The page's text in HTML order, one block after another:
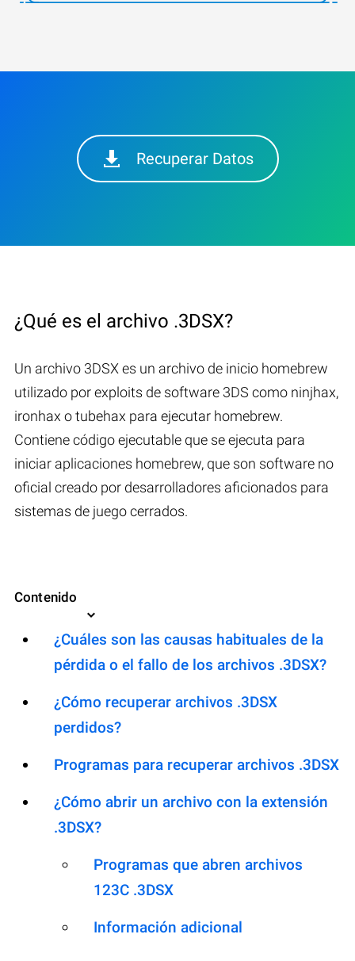
Recuperar Datos
¿Qué es el archivo .3DSX?
Un archivo 3DSX es un archivo de inicio homebrew
utilizado por exploits de software 3DS como ninjhax,
ironhax o tubehax para ejecutar homebrew.
Contiene código ejecutable que se ejecuta para
iniciar aplicaciones homebrew, que son software no
oficial creado por desarrolladores aficionados para
sistemas de juego cerrados.
Contenido
¿Cuáles son las causas habituales de la
pérdida o el fallo de los archivos .3DSX?
¿Cómo recuperar archivos .3DSX
perdidos?
Programas para recuperar archivos .3DSX
¿Cómo abrir un archivo con la extensión
.3DSX?
Programas que abren archivos
123C .3DSX
Información adicional